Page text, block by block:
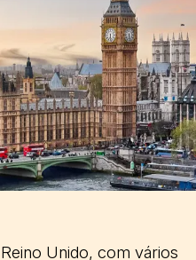
Unido, com vários